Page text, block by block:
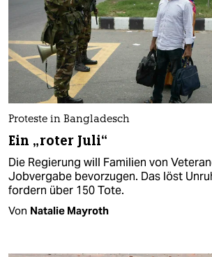
Proteste in Bangladesch
Ein „roter Juli“
Die Regierung will Familien von
Jobvergabe bevorzugen. Das löst
fordern über 150 Tote.
Von Natalie Mayroth